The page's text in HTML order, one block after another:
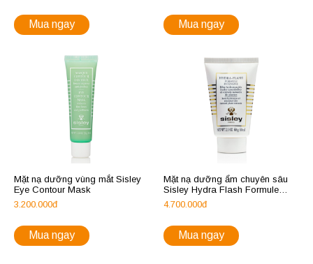
Mua ngay Mua ngay
Mặt nạ dưỡng vùng mắt Sisley
Eye Contour Mask
3.200.000đ
Mua ngay
Mặt nạ dưỡng ẩm chuyên sâu
Sisley Hydra Flash Formule
Intensive
4.700.000đ
Mua ngay